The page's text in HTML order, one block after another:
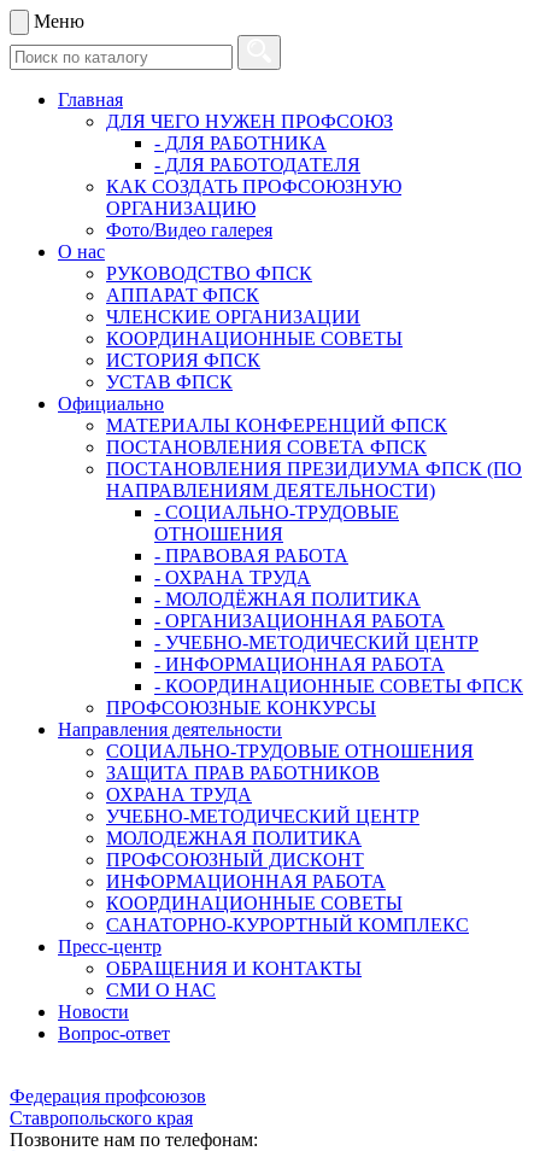
Меню
Главная
ДЛЯ ЧЕГО НУЖЕН ПРОФСОЮЗ
- ДЛЯ РАБОТНИКА
- ДЛЯ РАБОТОДАТЕЛЯ
КАК СОЗДАТЬ ПРОФСОЮЗНУЮ
ОРГАНИЗАЦИЮ
Фото/Видео галерея
О нас
РУКОВОДСТВО ФПСК
АППАРАТ ФПСК
ЧЛЕНСКИЕ ОРГАНИЗАЦИИ
КООРДИНАЦИОННЫЕ СОВЕТЫ
ИСТОРИЯ ФПСК
УСТАВ ФПСК
Официально
МАТЕРИАЛЫ КОНФЕРЕНЦИЙ ФПСК
ПОСТАНОВЛЕНИЯ СОВЕТА ФПСК
ПОСТАНОВЛЕНИЯ ПРЕЗИДИУМА ФПСК (ПО
НАПРАВЛЕНИЯМ ДЕЯТЕЛЬНОСТИ)
- СОЦИАЛЬНО-ТРУДОВЫЕ
ОТНОШЕНИЯ
- ПРАВОВАЯ РАБОТА
- ОХРАНА ТРУДА
- МОЛОДЁЖНАЯ ПОЛИТИКА
- ОРГАНИЗАЦИОННАЯ РАБОТА
- УЧЕБНО-МЕТОДИЧЕСКИЙ ЦЕНТР
- ИНФОРМАЦИОННАЯ РАБОТА
- КООРДИНАЦИОННЫЕ СОВЕТЫ ФПСК
ПРОФСОЮЗНЫЕ КОНКУРСЫ
Направления деятельности
СОЦИАЛЬНО-ТРУДОВЫЕ ОТНОШЕНИЯ
ЗАЩИТА ПРАВ РАБОТНИКОВ
ОХРАНА ТРУДА
УЧЕБНО-МЕТОДИЧЕСКИЙ ЦЕНТР
МОЛОДЕЖНАЯ ПОЛИТИКА
ПРОФСОЮЗНЫЙ ДИСКОНТ
ИНФОРМАЦИОННАЯ РАБОТА
КООРДИНАЦИОННЫЕ СОВЕТЫ
САНАТОРНО-КУРОРТНЫЙ КОМПЛЕКС
Пресс-центр
ОБРАЩЕНИЯ И КОНТАКТЫ
СМИ О НАС
Новости
Вопрос-ответ
Федерация профсоюзов
Ставропольского края
Позвоните нам по телефонам: